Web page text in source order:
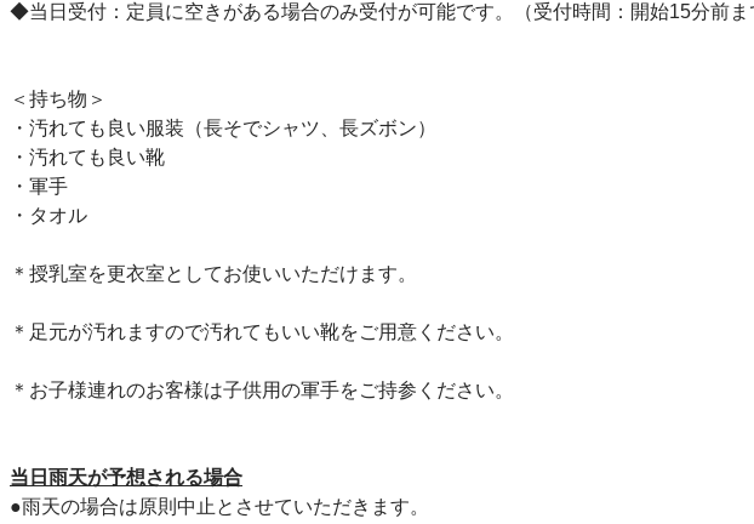
◆当日受付：定員に空きがある場合のみ受付が可能です。（受付時間：開始15分前ま
＜持ち物＞
・汚れても良い服装（長そでシャツ、長ズボン）
・汚れても良い靴
・軍手
・タオル
＊授乳室を更衣室としてお使いいただけます。
＊足元が汚れますので汚れてもいい靴をご用意ください。
＊お子様連れのお客様は子供用の軍手をご持参ください。
当日雨天が予想される場合
●雨天の場合は原則中止とさせていただきます。